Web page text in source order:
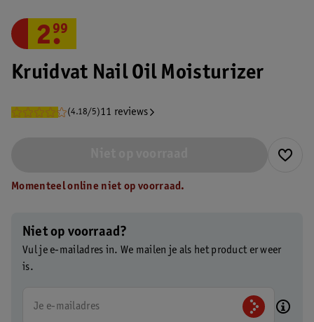
Kruidvat Nail Oil Moisturizer
(4.18/5)11 reviews
2.
99
Momenteel online niet op voorraad.
Niet op voorraad?
Vul je e-mailadres in. We mailen je als het product er weer
is.
Je e-mailadres